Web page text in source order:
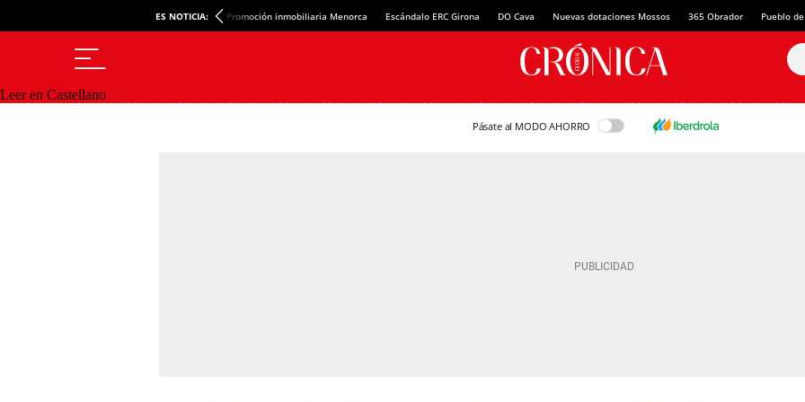
ES NOTICIA: Promoción inmobiliaria Menorca Escándalo ERC Girona DO Cava Nuevas dotaciones Mossos 365 Obrador Pueblo
Leer en Castellano
Pásate al MODO AHORRO